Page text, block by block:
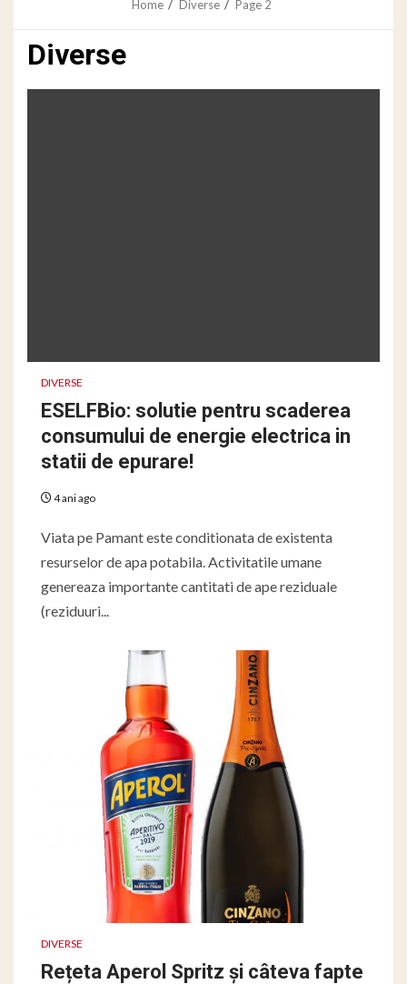
Home Diverse Page 2
Diverse
DIVERSE
ESELFBio: solutie pentru scaderea
consumului de energie electrica in
statii de epurare!
4 ani ago
Viata pe Pamant este conditionata de existenta
resurselor de apa potabila. Activitatile umane
genereaza importante cantitati de ape reziduale
(reziduuri...
DIVERSE
Rețeta Aperol Spritz și câteva fapte